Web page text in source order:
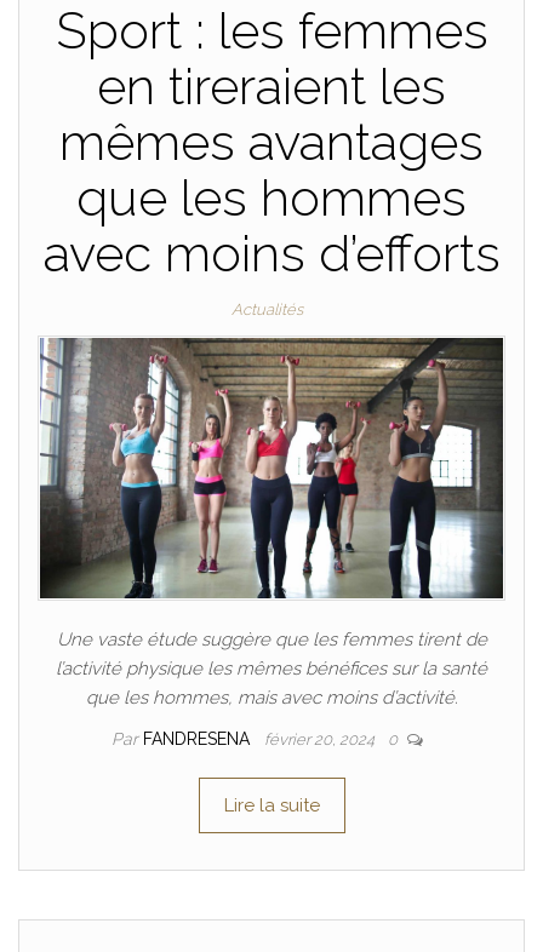
Sport : les femmes
en tireraient les
mêmes avantages
que les hommes
avec moins d’efforts
Actualités
Une vaste étude suggère que les femmes tirent de
l’activité physique les mêmes bénéfices sur la santé
que les hommes, mais avec moins d’activité.
Par FANDRESENA février 20, 2024 0
Lire la suite